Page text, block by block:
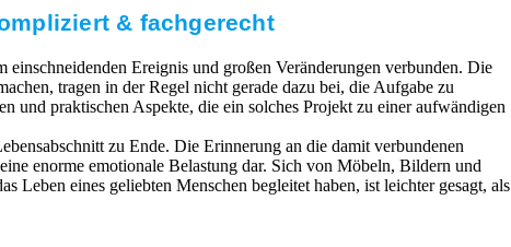
& fachgerecht
Ereignis und großen Veränderungen verbunden. Die
tragen in der Regel nicht gerade dazu bei, die Aufgabe zu
und praktischen Aspekte, die ein solches Projekt zu einer aufwändigen
zu Ende. Die Erinnerung an die damit verbundenen
enorme emotionale Belastung dar. Sich von Möbeln, Bildern und
Leben eines geliebten Menschen begleitet haben, ist leichter gesagt, als